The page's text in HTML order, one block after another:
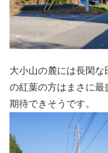
大小山の麓には長閑
の紅葉の方はまさに最
期待できそうです。